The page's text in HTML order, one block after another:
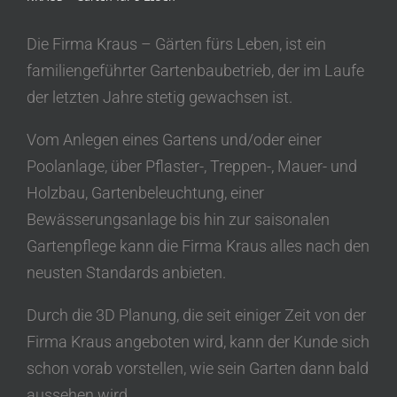
Die Firma Kraus – Gärten fürs Leben, ist ein
familiengeführter Gartenbaubetrieb, der im Laufe
der letzten Jahre stetig gewachsen ist.
Vom Anlegen eines Gartens und/oder einer
Poolanlage, über Pflaster-, Treppen-, Mauer- und
Holzbau, Gartenbeleuchtung, einer
Bewässerungsanlage bis hin zur saisonalen
Gartenpflege kann die Firma Kraus alles nach den
neusten Standards anbieten.
Durch die 3D Planung, die seit einiger Zeit von der
Firma Kraus angeboten wird, kann der Kunde sich
schon vorab vorstellen, wie sein Garten dann bald